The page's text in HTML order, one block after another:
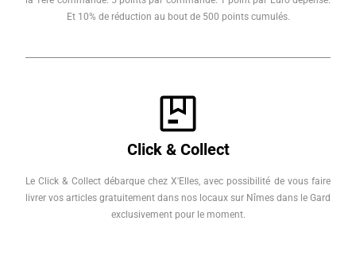
Et 10% de réduction au bout de 500 points cumulés.
Click & Collect
Le Click & Collect débarque chez X'Elles, avec possibilité de vous faire
livrer vos articles gratuitement dans nos locaux sur Nîmes dans le Gard
exclusivement pour le moment.